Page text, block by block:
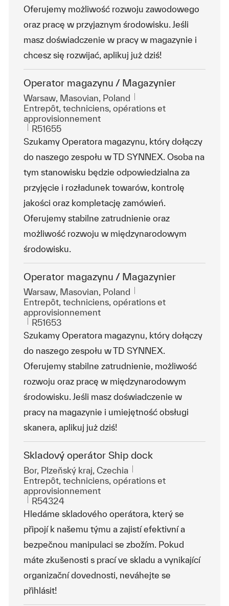
Oferujemy możliwość rozwoju zawodowego
oraz pracę w przyjaznym środowisku. Jeśli
masz doświadczenie w pracy w magazynie i
chcesz się rozwijać, aplikuj już dziś!
Operator magazynu / Magazynier
Emplacement
Warsaw, Masovian, Poland
Catégorie
Entrepôt, techniciens, opérations et
approvisionnement
ReqId
R51655
Szukamy Operatora magazynu, który dołączy
do naszego zespołu w TD SYNNEX. Osoba na
tym stanowisku będzie odpowiedzialna za
przyjęcie i rozładunek towarów, kontrolę
jakości oraz kompletację zamówień.
Oferujemy stabilne zatrudnienie oraz
możliwość rozwoju w międzynarodowym
środowisku.
Operator magazynu / Magazynier
Emplacement
Warsaw, Masovian, Poland
Catégorie
Entrepôt, techniciens, opérations et
approvisionnement
ReqId
R51653
Szukamy Operatora magazynu, który dołączy
do naszego zespołu w TD SYNNEX.
Oferujemy stabilne zatrudnienie, możliwość
rozwoju oraz pracę w międzynarodowym
środowisku. Jeśli masz doświadczenie w
pracy na magazynie i umiejętność obsługi
skanera, aplikuj już dziś!
Skladový operátor Ship dock
Emplacement
Bor, Plzeňský kraj, Czechia
Catégorie
Entrepôt, techniciens, opérations et
approvisionnement
ReqId
R54324
Hledáme skladového operátora, který se
připojí k našemu týmu a zajistí efektivní a
bezpečnou manipulaci se zbožím. Pokud
máte zkušenosti s prací ve skladu a vynikající
organizační dovednosti, neváhejte se
přihlásit!